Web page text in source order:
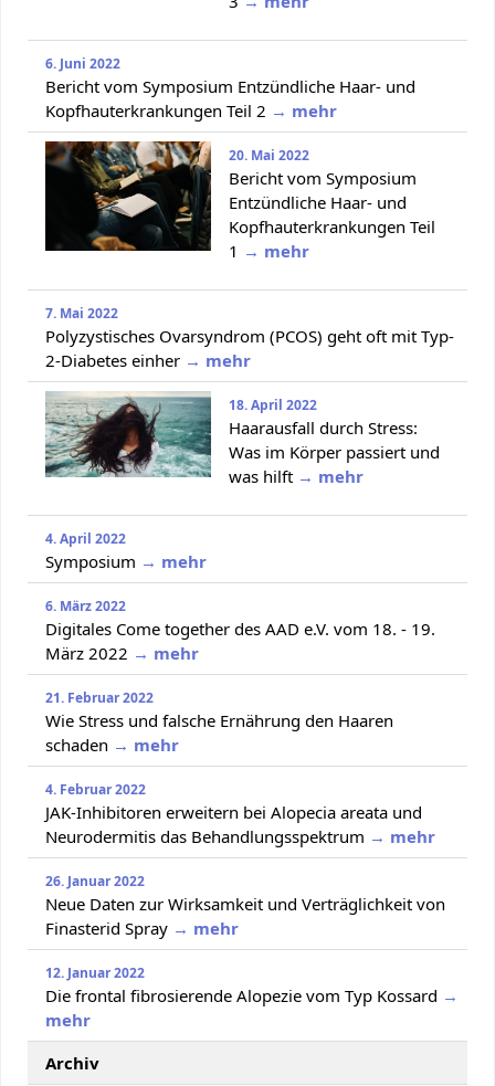
6. Juni 2022
Bericht vom Symposium Entzündliche Haar- und
Kopfhauterkrankungen Teil 2 → mehr
20. Mai 2022
Bericht vom Symposium
Entzündliche Haar- und
Kopfhauterkrankungen Teil
1 → mehr
7. Mai 2022
Polyzystisches Ovarsyndrom (PCOS) geht oft mit Typ-
2-Diabetes einher → mehr
18. April 2022
Haarausfall durch Stress:
Was im Körper passiert und
was hilft → mehr
4. April 2022
Symposium → mehr
6. März 2022
Digitales Come together des AAD e.V. vom 18. - 19.
März 2022 → mehr
21. Februar 2022
Wie Stress und falsche Ernährung den Haaren
schaden → mehr
4. Februar 2022
JAK-Inhibitoren erweitern bei Alopecia areata und
Neurodermitis das Behandlungsspektrum → mehr
26. Januar 2022
Neue Daten zur Wirksamkeit und Verträglichkeit von
Finasterid Spray → mehr
12. Januar 2022
Die frontal fibrosierende Alopezie vom Typ Kossard →
mehr
Archiv